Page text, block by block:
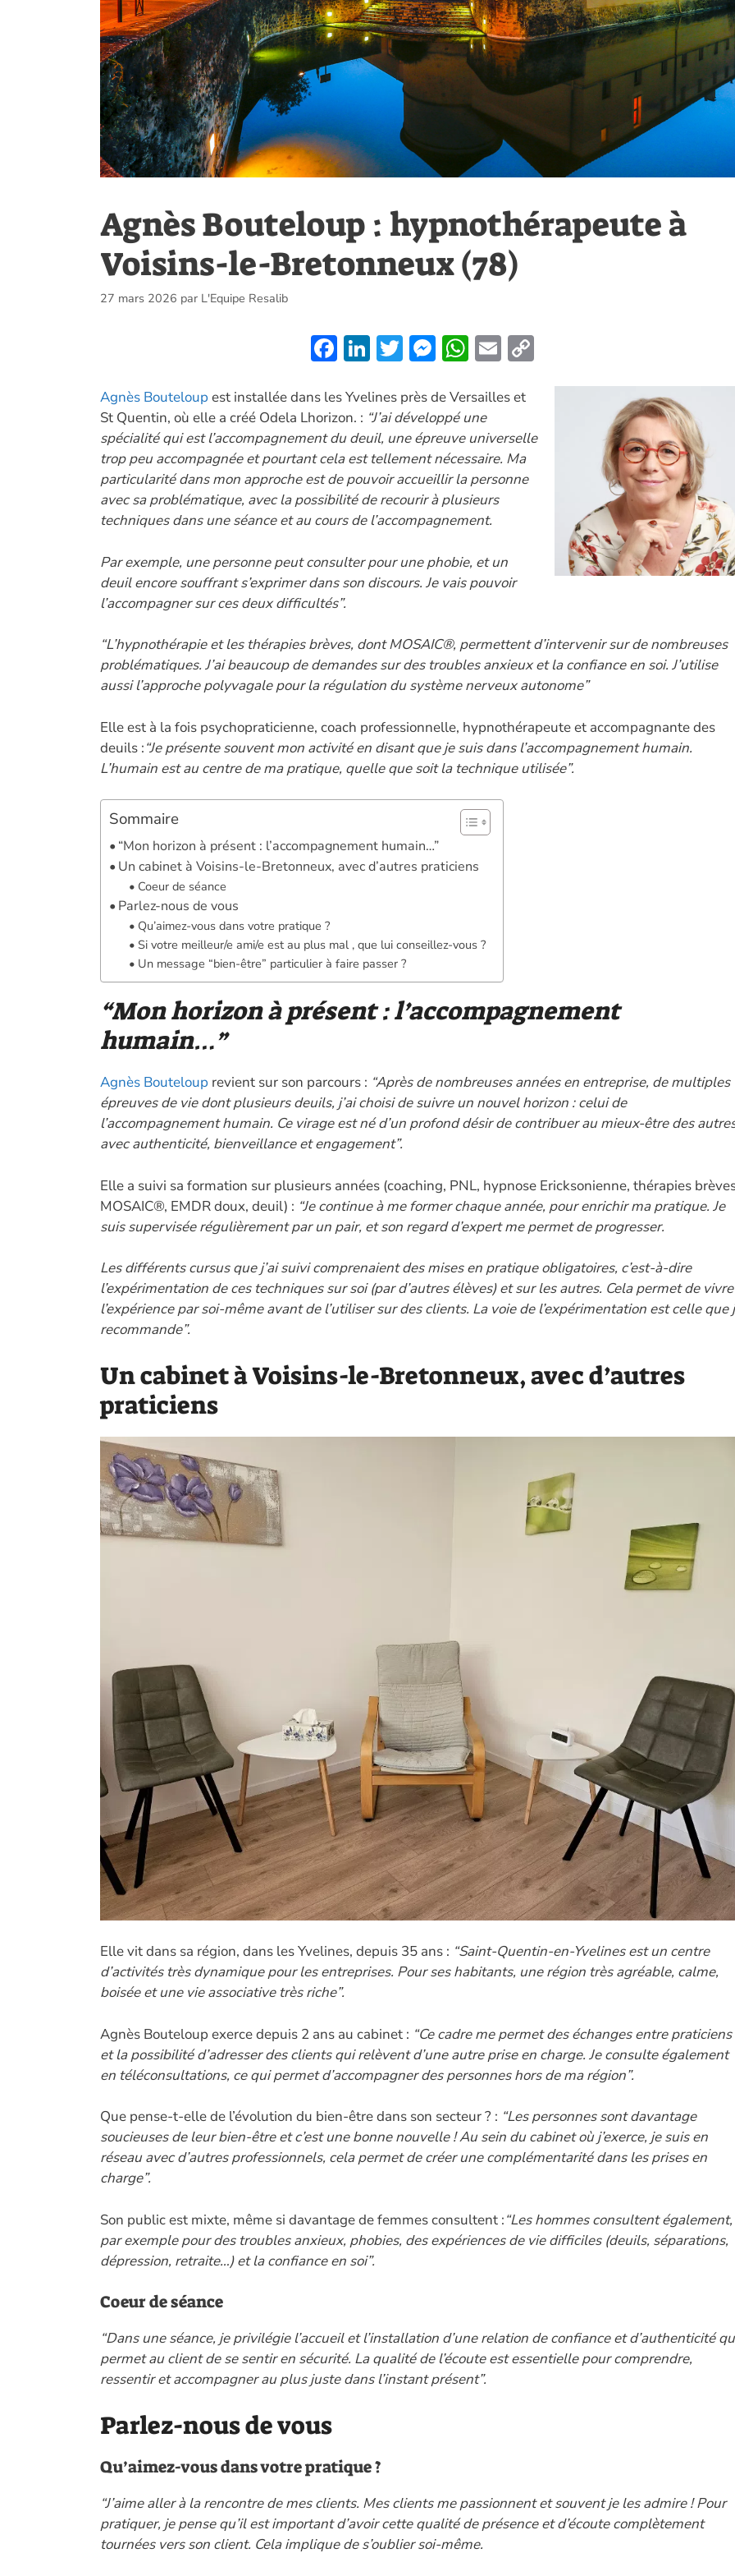
Agnès Bouteloup : hypnothérapeute à
Voisins-le-Bretonneux (78)
27 mars 2026 par L'Equipe Resalib
F
e
b
o
o
k
Li
k
e
dI
n
T
itt
er
M
se
n
g
er
W
at
s
A
p
p
E
ai
l
Li
Agnès Bouteloup est installée dans les Yvelines près de Versailles et
St Quentin, où elle a créé Odela Lhorizon. : “J’ai développé une
spécialité qui est l’accompagnement du deuil, une épreuve universelle
trop peu accompagnée et pourtant cela est tellement nécessaire. Ma
particularité dans mon approche est de pouvoir accueillir la personne
avec sa problématique, avec la possibilité de recourir à plusieurs
techniques dans une séance et au cours de l’accompagnement.
Par exemple, une personne peut consulter pour une phobie, et un
deuil encore souffrant s’exprimer dans son discours. Je vais pouvoir
l’accompagner sur ces deux difficultés”.
“L’hypnothérapie et les thérapies brèves, dont MOSAIC®, permettent d’intervenir sur de nombreuses
problématiques. J’ai beaucoup de demandes sur des troubles anxieux et la confiance en soi. J’utilise
aussi l’approche polyvagale pour la régulation du système nerveux autonome”
Elle est à la fois psychopraticienne, coach professionnelle, hypnothérapeute et accompagnante des
deuils :“Je présente souvent mon activité en disant que je suis dans l’accompagnement humain.
L’humain est au centre de ma pratique, quelle que soit la technique utilisée”.
Sommaire
“Mon horizon à présent : l’accompagnement humain…”
Un cabinet à Voisins-le-Bretonneux, avec d’autres praticiens
Coeur de séance
Parlez-nous de vous
Qu’aimez-vous dans votre pratique ?
Si votre meilleur/e ami/e est au plus mal , que lui conseillez-vous ?
Un message “bien-être” particulier à faire passer ?
“Mon horizon à présent : l’accompagnement
humain…”
Agnès Bouteloup revient sur son parcours : “Après de nombreuses années en entreprise, de multiples
épreuves de vie dont plusieurs deuils, j’ai choisi de suivre un nouvel horizon : celui de
l’accompagnement humain. Ce virage est né d’un profond désir de contribuer au mieux-être des
avec authenticité, bienveillance et engagement”.
Elle a suivi sa formation sur plusieurs années (coaching, PNL, hypnose Ericksonienne, thérapies
MOSAIC®, EMDR doux, deuil) : “Je continue à me former chaque année, pour enrichir ma pratique. Je
suis supervisée régulièrement par un pair, et son regard d’expert me permet de progresser.
Les différents cursus que j’ai suivi comprenaient des mises en pratique obligatoires, c’est-à-dire
l’expérimentation de ces techniques sur soi (par d’autres élèves) et sur les autres. Cela permet de vivre
l’expérience par soi-même avant de l’utiliser sur des clients. La voie de l’expérimentation est celle que
recommande”.
Un cabinet à Voisins-le-Bretonneux, avec d’autres
praticiens
Elle vit dans sa région, dans les Yvelines, depuis 35 ans : “Saint-Quentin-en-Yvelines est un centre
d’activités très dynamique pour les entreprises. Pour ses habitants, une région très agréable, calme,
boisée et une vie associative très riche”.
Agnès Bouteloup exerce depuis 2 ans au cabinet : “Ce cadre me permet des échanges entre praticiens
et la possibilité d’adresser des clients qui relèvent d’une autre prise en charge. Je consulte également
en téléconsultations, ce qui permet d’accompagner des personnes hors de ma région”.
Que pense-t-elle de l’évolution du bien-être dans son secteur ? : “Les personnes sont davantage
soucieuses de leur bien-être et c’est une bonne nouvelle ! Au sein du cabinet où j’exerce, je suis en
réseau avec d’autres professionnels, cela permet de créer une complémentarité dans les prises en
charge”.
Son public est mixte, même si davantage de femmes consultent :“Les hommes consultent également,
par exemple pour des troubles anxieux, phobies, des expériences de vie difficiles (deuils, séparations,
dépression, retraite…) et la confiance en soi”.
Coeur de séance
“Dans une séance, je privilégie l’accueil et l’installation d’une relation de confiance et d’authenticité
permet au client de se sentir en sécurité. La qualité de l’écoute est essentielle pour comprendre,
ressentir et accompagner au plus juste dans l’instant présent”.
Parlez-nous de vous
Qu’aimez-vous dans votre pratique ?
“J’aime aller à la rencontre de mes clients. Mes clients me passionnent et souvent je les admire ! Pour
pratiquer, je pense qu’il est important d’avoir cette qualité de présence et d’écoute complètement
tournées vers son client. Cela implique de s’oublier soi-même.